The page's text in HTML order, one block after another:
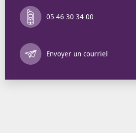
05 46 30 34 00
Envoyer un courriel